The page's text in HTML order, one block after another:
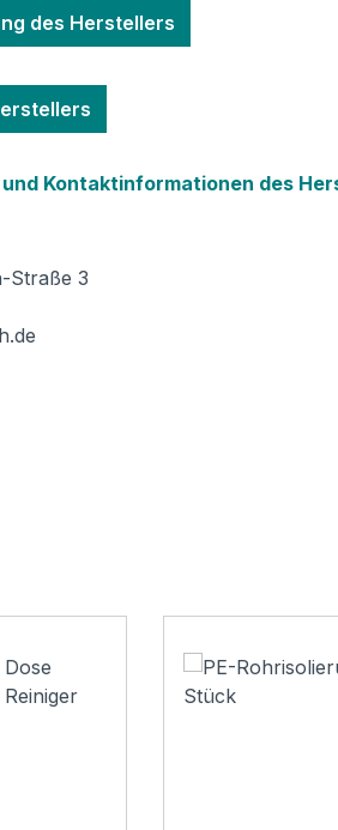
des Herstellers
Kontaktinformationen des
Straße 3